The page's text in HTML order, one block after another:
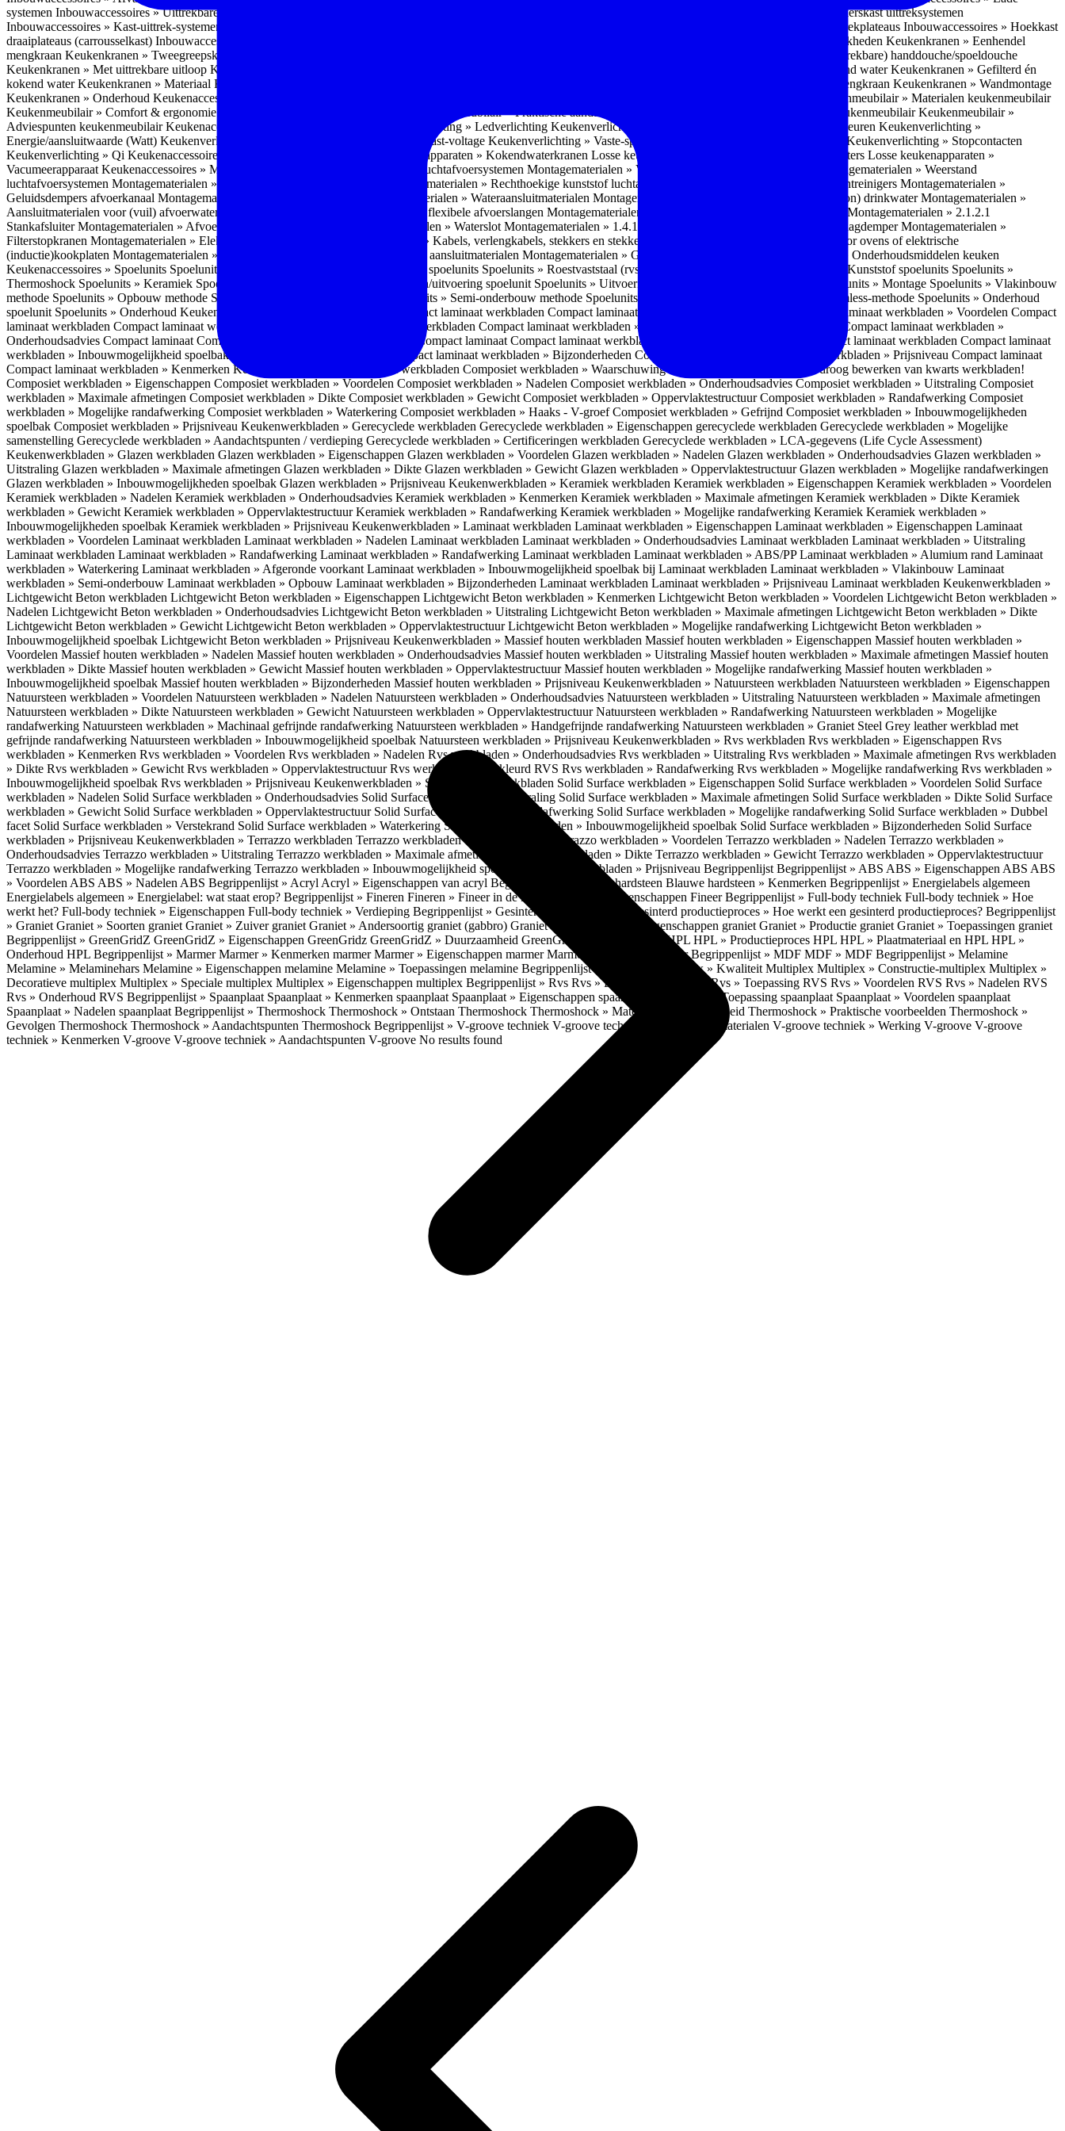
systemen Inbouwaccessoires » Uittrekbare ladesystemen
Inbouwaccessoires » Apothekerskast uittreksystemen
Inbouwaccessoires » Kast-uittrek-systemen
Inbouwaccessoires » Hoekkast uittrekplateaus Inbouwaccessoires » Hoekkast
draaiplateaus (carrousselkast) Inbouwaccessoires » Onderhoud Keukenkranen » Bedieningsmogelijkheden Keukenkranen » Eenhendel
mengkraan Keukenkranen » Tweegreepskraan
Keukenkranen » Met (uitrekbare) handdouche/spoeldouche
Keukenkranen » Met uittrekbare uitloop Keukenkranen » Gefilterd water Keukenkranen » Kokend waterKeukenkranen » Gefilterd én
kokend waterKeukenkranen » Materiaal Keukenkranen » Pvd Techniek (pvd) Keukenkranen » Bladmengkraan Keukenkranen » Wandmontage
Keukenkranen » Onderhoud Keukenaccessoires » Keukenmeubilair
Keukenmeubilair » Materialen keukenmeubilair
Keukenmeubilair » Comfort & ergonomie
Keukenmeubilair » Praktische aandachtspunten Keukenmeubilair » Duurzaamheid keukenmeubilairKeukenmeubilair »
Adviespunten keukenmeubilairKeukenaccessoires » Keukenverlichting Keukenverlichting » Ledverlichting Keukenverlichting » Installatie Keukenverlichting » Lichtkleuren Keukenverlichting »
Energie/aansluitwaarde (Watt) Keukenverlichting » Leddriver Keukenverlichting » Vast-voltage Keukenverlichting » Vaste-spanning
Keukenverlichting » Stopcontacten
Keukenverlichting » Qi Keukenaccessoires » Losse keukenapparaten Losse keukenapparaten » Kokendwaterkranen Losse keukenapparaten » Plintverwarming/plintheaters Losse keukenapparaten »
Vacumeerapparaat Keukenaccessoires » Montagematerialen Montagematerialen » Luchtafvoersystemen Montagematerialen » Verschillende Luchtafvoersystemen
Montagematerialen » Weerstand
luchtafvoersystemen Montagematerialen » Flexibele (ronde) afvoerslangen Montagematerialen » Rechthoekige kunststof luchtafvoersystemen Montagematerialen » Luchtreinigers Montagematerialen »
Geluidsdempers afvoerkanaal Montagematerialen » Aansluitmaterialen Montagematerialen » Wateraansluitmaterialen Montagematerialen » Aansluitmateriaal voor (schoon) drinkwaterMontagematerialen »
Aansluitmaterialen voor (vuil) afvoerwater sifons
Montagematerialen » 1.2.1 Ronde flexibele afvoerslangen Montagematerialen » Dempingsysteem van lades en deuren Montagematerialen » 2.1.2.1
StankafsluiterMontagematerialen » Afvoerpluggen t.b.v. spoelunits Montagematerialen » Waterslot Montagematerialen » 1.4.1 Plasmafilter Montagematerialen » WaterslagdemperMontagematerialen »
Filterstopkranen Montagematerialen » Elektra aansluitmateriaal Montagematerialen » Kabels, verlengkabels, stekkers en stekkerblokken
Montagematerialen » Kabels voor ovens of elektrische
(inductie)kookplaten Montagematerialen » Combiregelaar Montagematerialen » Gas aansluitmaterialen Montagematerialen » Gasaansluitmaterialen
Montagematerialen » Onderhoudsmiddelen keuken
Keukenaccessoires » Spoelunits Spoelunits » Types/soorten Spoelunits » Materialen spoelunits Spoelunits » Roestvaststaal (rvs) Spoelunits » Kunststof spoelunits Spoelunits »
Thermoshock Spoelunits » Keramiek Spoelunits » Tegelbakken Spoelunits » Design/uitvoering spoelunit Spoelunits » Uitvoering Spoelunits » Montage Spoelunits » Vlakinbouw
methode Spoelunits » Opbouw methode Spoelunits » Onderbouw methode Spoelunits » Semi-onderbouw methode Spoelunits » Tussenbouw methode Spoelunits » Rimless-methode Spoelunits » Onderhoud
spoelunit Spoelunits » Onderhoud Keukenwerkbladen Keukenwerkbladen » Compact laminaat werkbladen Compact laminaat werkbladen » Eigenschappen
Compact laminaat werkbladen » Voordelen Compact
laminaat werkbladen Compact laminaat werkbladen » Nadelen Compact laminaat werkbladen Compact laminaat werkbladen » Nanotech massief laminaat werkbladen
Compact laminaat werkbladen »
Onderhoudsadvies Compact laminaat Compact laminaat werkbladen » Uitstraling Compact laminaat Compact laminaat werkbladen » Mogelijke randafwerking Compact laminaat werkbladen Compact laminaat
werkbladen » Inbouwmogelijkheid spoelbak Compact laminaat werkbladen
Compact laminaat werkbladen » Bijzonderheden Compact laminaat
Compact laminaat werkbladen » Prijsniveau Compact laminaat
Compact laminaat werkbladen » Kenmerken Keukenwerkbladen » Composiet werkbladen Composiet werkbladen » Waarschuwing Monteurs: bescherm je bij het droog bewerken van kwarts werkbladen!
Composiet werkbladen » Eigenschappen Composiet werkbladen » Voordelen Composiet werkbladen » Nadelen Composiet werkbladen » OnderhoudsadviesComposiet werkbladen » Uitstraling Composiet
werkbladen » Maximale afmetingen Composiet werkbladen » Dikte Composiet werkbladen » Gewicht Composiet werkbladen » OppervlaktestructuurComposiet werkbladen » Randafwerking Composiet
werkbladen » Mogelijke randafwerking Composiet werkbladen » Waterkering Composiet werkbladen » Haaks - V-groefComposiet werkbladen » Gefrijnd Composiet werkbladen » Inbouwmogelijkheden
spoelbak Composiet werkbladen » Prijsniveau Keukenwerkbladen » Gerecyclede werkbladen Gerecyclede werkbladen » Eigenschappen gerecyclede werkbladen Gerecyclede werkbladen » Mogelijke
samenstelling Gerecyclede werkbladen » Aandachtspunten / verdieping Gerecyclede werkbladen » Certificeringen werkbladen Gerecyclede werkbladen » LCA-gegevens (Life Cycle Assessment)
Keukenwerkbladen » Glazen werkbladen Glazen werkbladen » Eigenschappen Glazen werkbladen » Voordelen Glazen werkbladen » Nadelen Glazen werkbladen » Onderhoudsadvies Glazen werkbladen »
Uitstraling Glazen werkbladen » Maximale afmetingen Glazen werkbladen » Dikte Glazen werkbladen » Gewicht Glazen werkbladen » OppervlaktestructuurGlazen werkbladen » Mogelijke randafwerkingen
Glazen werkbladen » Inbouwmogelijkheden spoelbak Glazen werkbladen » Prijsniveau Keukenwerkbladen » Keramiek werkbladen Keramiek werkbladen » Eigenschappen Keramiek werkbladen » Voordelen
Keramiek werkbladen » Nadelen Keramiek werkbladen » Onderhoudsadvies Keramiek werkbladen » Kenmerken Keramiek werkbladen » Maximale afmetingen Keramiek werkbladen » Dikte Keramiek
werkbladen » Gewicht Keramiek werkbladen » OppervlaktestructuurKeramiek werkbladen » Randafwerking Keramiek werkbladen » Mogelijke randafwerking Keramiek Keramiek werkbladen »
Inbouwmogelijkheden spoelbak Keramiek werkbladen » Prijsniveau Keukenwerkbladen » Laminaat werkbladen Laminaat werkbladen » Eigenschappen Laminaat werkbladen » Eigenschappen Laminaat
werkbladen » Voordelen Laminaat werkbladen Laminaat werkbladen » Nadelen Laminaat werkbladen Laminaat werkbladen » Onderhoudsadvies Laminaat werkbladen Laminaat werkbladen » Uitstraling
Laminaat werkbladen Laminaat werkbladen » Randafwerking Laminaat werkbladen » Randafwerking Laminaat werkbladen Laminaat werkbladen » ABS/PPLaminaat werkbladen » Alumium rand Laminaat
werkbladen » Waterkering Laminaat werkbladen » Afgeronde voorkant Laminaat werkbladen » Inbouwmogelijkheid spoelbak bij Laminaat werkbladen Laminaat werkbladen » Vlakinbouw Laminaat
werkbladen » Semi-onderbouw Laminaat werkbladen » Opbouw Laminaat werkbladen » Bijzonderheden Laminaat werkbladen Laminaat werkbladen » Prijsniveau Laminaat werkbladen Keukenwerkbladen »
Lichtgewicht Beton werkbladen Lichtgewicht Beton werkbladen » Eigenschappen Lichtgewicht Beton werkbladen » Kenmerken Lichtgewicht Beton werkbladen » Voordelen Lichtgewicht Beton werkbladen »
Nadelen Lichtgewicht Beton werkbladen » Onderhoudsadvies Lichtgewicht Beton werkbladen » Uitstraling Lichtgewicht Beton werkbladen » Maximale afmetingen Lichtgewicht Beton werkbladen » Dikte
Lichtgewicht Beton werkbladen » Gewicht Lichtgewicht Beton werkbladen » OppervlaktestructuurLichtgewicht Beton werkbladen » Mogelijke randafwerking Lichtgewicht Beton werkbladen »
Inbouwmogelijkheid spoelbak Lichtgewicht Beton werkbladen » Prijsniveau Keukenwerkbladen » Massief houten werkbladen Massief houten werkbladen » Eigenschappen Massief houten werkbladen »
Voordelen Massief houten werkbladen » Nadelen Massief houten werkbladen » Onderhoudsadvies Massief houten werkbladen » Uitstraling Massief houten werkbladen » Maximale afmetingen Massief houten
werkbladen » Dikte Massief houten werkbladen » Gewicht Massief houten werkbladen » OppervlaktestructuurMassief houten werkbladen » Mogelijke randafwerking Massief houten werkbladen »
Inbouwmogelijkheid spoelbak Massief houten werkbladen » Bijzonderheden Massief houten werkbladen » Prijsniveau Keukenwerkbladen » Natuursteen werkbladen Natuursteen werkbladen » Eigenschappen
Natuursteen werkbladen » Voordelen Natuursteen werkbladen » Nadelen Natuursteen werkbladen » Onderhoudsadvies Natuursteen werkbladen » Uitstraling Natuursteen werkbladen » Maximale afmetingen
Natuursteen werkbladen » Dikte Natuursteen werkbladen » Gewicht Natuursteen werkbladen » OppervlaktestructuurNatuursteen werkbladen » Randafwerking Natuursteen werkbladen » Mogelijke
randafwerking Natuursteen werkbladen » Machinaal gefrijnde randafwerking Natuursteen werkbladen » Handgefrijnde randafwerking Natuursteen werkbladen » Graniet Steel Grey leather werkblad met
gefrijnde randafwerking Natuursteen werkbladen » Inbouwmogelijkheid spoelbak Natuursteen werkbladen » Prijsniveau Keukenwerkbladen » Rvs werkbladen Rvs werkbladen » Eigenschappen Rvs
werkbladen » Kenmerken Rvs werkbladen » Voordelen Rvs werkbladen » Nadelen Rvs werkbladen » Onderhoudsadvies Rvs werkbladen » Uitstraling Rvs werkbladen » Maximale afmetingen Rvs werkbladen
» Dikte Rvs werkbladen » Gewicht Rvs werkbladen » OppervlaktestructuurRvs werkbladen » Gekleurd RVS Rvs werkbladen » Randafwerking Rvs werkbladen » Mogelijke randafwerking Rvs werkbladen »
Inbouwmogelijkheid spoelbak Rvs werkbladen » Prijsniveau Keukenwerkbladen » Solid Surface werkbladen Solid Surface werkbladen » Eigenschappen Solid Surface werkbladen » Voordelen Solid Surface
werkbladen » Nadelen Solid Surface werkbladen » Onderhoudsadvies Solid Surface werkbladen » Uitstraling Solid Surface werkbladen » Maximale afmetingen Solid Surface werkbladen » Dikte Solid Surface
werkbladen » Gewicht Solid Surface werkbladen » Oppervlaktestructuur Solid Surface werkbladen » Randafwerking Solid Surface werkbladen » Mogelijke randafwerking Solid Surface werkbladen » Dubbel
facet Solid Surface werkbladen » Verstekrand Solid Surface werkbladen » WaterkeringSolid Surface werkbladen » Inbouwmogelijkheid spoelbak Solid Surface werkbladen » Bijzonderheden Solid Surface
werkbladen » Prijsniveau Keukenwerkbladen » Terrazzo werkbladen Terrazzo werkbladen » Eigenschappen Terrazzo werkbladen » Voordelen Terrazzo werkbladen » Nadelen Terrazzo werkbladen »
Onderhoudsadvies Terrazzo werkbladen » Uitstraling Terrazzo werkbladen » Maximale afmetingen Terrazzo werkbladen » Dikte Terrazzo werkbladen » Gewicht Terrazzo werkbladen » Oppervlaktestructuur
Terrazzo werkbladen » Mogelijke randafwerking Terrazzo werkbladen » Inbouwmogelijkheid spoelbak Terrazzo werkbladen » Prijsniveau Begrippenlijst Begrippenlijst » ABS ABS » Eigenschappen ABS ABS
» Voordelen ABS ABS » Nadelen ABS Begrippenlijst » Acryl Acryl » Eigenschappen van acryl Begrippenlijst » Blauwe hardsteen Blauwe hardsteen » Kenmerken Begrippenlijst » Energielabels algemeen
Energielabels algemeen » Energielabel: wat staat erop? Begrippenlijst » Fineren Fineren » Fineer in de keuken Fineren » Eigenschappen FineerBegrippenlijst » Full-body techniek Full-body techniek » Hoe
werkt het? Full-body techniek » Eigenschappen Full-body techniek » Verdieping Begrippenlijst » Gesinterd productieproces Gesinterd productieproces » Hoe werkt een gesinterd productieproces? Begrippenlijst
» Graniet Graniet » Soorten graniet Graniet » Zuiver graniet Graniet » Andersoortig graniet (gabbro) Graniet » Gneis Graniet » Eigenschappen graniet Graniet » Productie graniet Graniet » Toepassingen graniet
Begrippenlijst » GreenGridZ GreenGridZ » Eigenschappen GreenGridz GreenGridZ » Duurzaamheid GreenGridz Begrippenlijst » HPL HPL » Productieproces HPL HPL » Plaatmateriaal en HPL HPL »
Onderhoud HPL Begrippenlijst » MarmerMarmer » Kenmerken marmerMarmer » Eigenschappen marmerMarmer » Productie marmerBegrippenlijst » MDF MDF » MDF Begrippenlijst » Melamine
Melamine » Melaminehars Melamine » Eigenschappen melamine Melamine » Toepassingen melamine Begrippenlijst » Multiplex Multiplex » Kwaliteit Multiplex Multiplex » Constructie-multiplex Multiplex »
Decoratieve multiplex Multiplex » Speciale multiplex Multiplex » Eigenschappen multiplex Begrippenlijst » Rvs Rvs » Eigenschappen RVS Rvs » Toepassing RVS Rvs » Voordelen RVS Rvs » Nadelen RVS
Rvs » Onderhoud RVS Begrippenlijst » Spaanplaat Spaanplaat » Kenmerken spaanplaat Spaanplaat » Eigenschappen spaanplaat Spaanplaat » Toepassing spaanplaat Spaanplaat » Voordelen spaanplaat
Spaanplaat » Nadelen spaanplaat Begrippenlijst » Thermoshock Thermoshock » Ontstaan Thermoshock Thermoshock » Materialen & gevoeligheid Thermoshock » Praktische voorbeelden Thermoshock »
Gevolgen Thermoshock Thermoshock » Aandachtspunten Thermoshock Begrippenlijst » V-groove techniek V-groove techniek » Toepasbare materialen V-groove techniek » Werking V-groove V-groove
techniek » Kenmerken V-groove V-groove techniek » Aandachtspunten V-groove No results found